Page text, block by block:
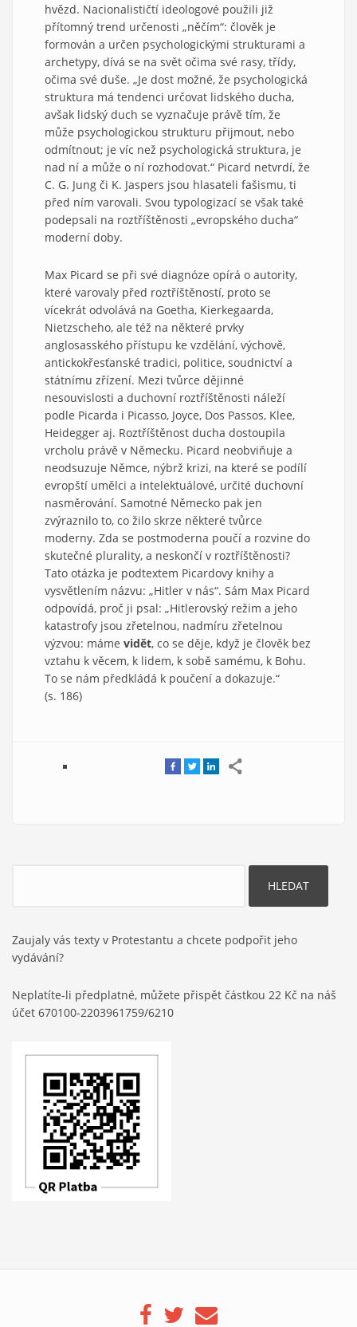
hvězd. Nacionalističtí ideologové použili již
přítomný trend určenosti „něčím“: člověk je
formován a určen psychologickými strukturami a
archetypy, dívá se na svět očima své rasy, třídy,
očima své duše. „Je dost možné, že psychologická
struktura má tendenci určovat lidského ducha,
avšak lidský duch se vyznačuje právě tím, že
může psychologickou strukturu přijmout, nebo
odmítnout; je víc než psychologická struktura, je
nad ní a může o ní rozhodovat.“ Picard netvrdí, že
C. G. Jung či K. Jaspers jsou hlasateli fašismu, ti
před ním varovali. Svou typologizací se však také
podepsali na roztříštěnosti „evropského ducha“
moderní doby.
Max Picard se při své diagnóze opírá o autority,
které varovaly před roztříštěností, proto se
vícekrát odvolává na Goetha, Kierkegaarda,
Nietzscheho, ale též na některé prvky
anglosasského přístupu ke vzdělání, výchově,
antickokřesťanské tradici, politice, soudnictví a
státnímu zřízení. Mezi tvůrce dějinné
nesouvislosti a duchovní roztříštěnosti náleží
podle Picarda i Picasso, Joyce, Dos Passos, Klee,
Heidegger aj. Roztříštěnost ducha dostoupila
vrcholu právě v Německu. Picard neobviňuje a
neodsuzuje Němce, nýbrž krizi, na které se podílí
evropští umělci a intelektuálové, určité duchovní
nasměrování. Samotné Německo pak jen
zvýraznilo to, co žilo skrze některé tvůrce
moderny. Zda se postmoderna poučí a rozvine do
skutečné plurality, a neskončí v roztříštěnosti?
Tato otázka je podtextem Picardovy knihy a
vysvětlením názvu: „Hitler v nás“. Sám Max Picard
odpovídá, proč ji psal: „Hitlerovský režim a jeho
katastrofy jsou zřetelnou, nadmíru zřetelnou
výzvou: máme vidět, co se děje, když je člověk bez
vztahu k věcem, k lidem, k sobě samému, k Bohu.
To se nám předkládá k poučení a dokazuje.“
(s. 186)
Zaujaly vás texty v Protestantu a chcete podpořit jeho
vydávání?
Neplatíte-li předplatné, můžete přispět částkou 22 Kč na náš
účet 670100-2203961759/6210